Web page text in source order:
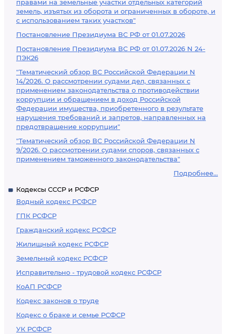
правами на земельные участки отдельных категорий
земель, изъятых из оборота и ограниченных в обороте, и
с использованием таких участков"
Постановление Президиума ВС РФ от 01.07.2026
Постановление Президиума ВС РФ от 01.07.2026 N 24-
ПЭК26
"Тематический обзор ВС Российской Федерации N
14/2026. О рассмотрении судами дел, связанных с
применением законодательства о противодействии
коррупции и обращением в доход Российской
Федерации имущества, приобретенного в результате
нарушения требований и запретов, направленных на
предотвращение коррупции"
"Тематический обзор ВС Российской Федерации N
9/2026. О рассмотрении судами споров, связанных с
применением таможенного законодательства"
Подробнее...
Кодексы СССР и РСФСР
Водный кодекс РСФСР
ГПК РСФСР
Гражданский кодекс РСФСР
Жилищный кодекс РСФСР
Земельный кодекс РСФСР
Исправительно - трудовой кодекс РСФСР
КоАП РСФСР
Кодекс законов о труде
Кодекс о браке и семье РСФСР
УК РСФСР